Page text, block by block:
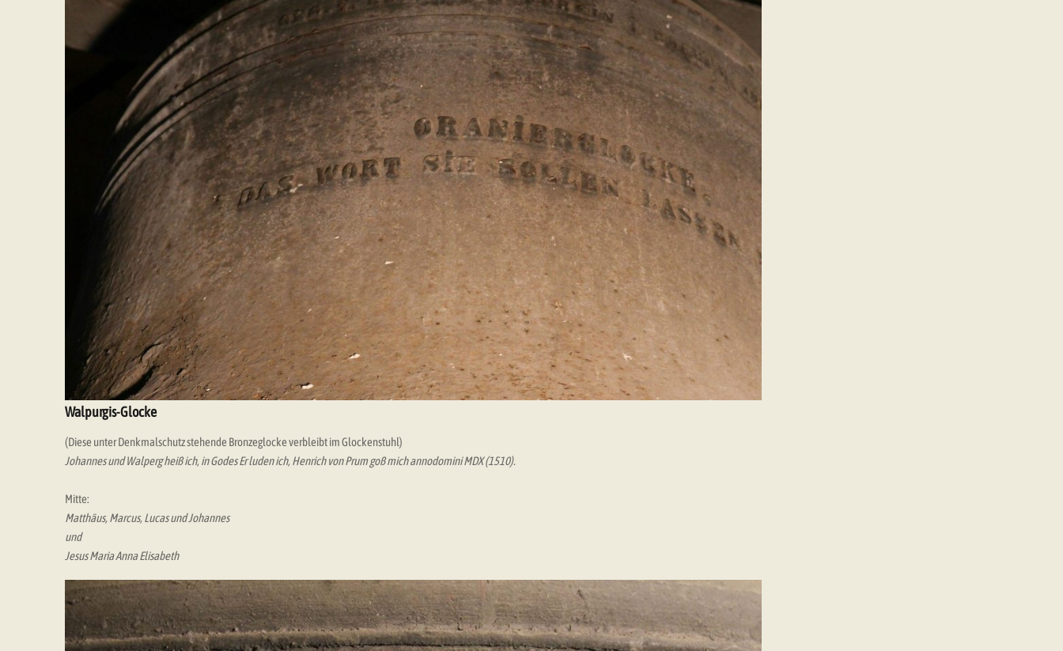
Walpurgis-Glocke
(Diese unter Denkmalschutz stehende Bronzeglocke verbleibt im Glockenstuhl)
Johannes und Walperg heiß ich, in Godes Er luden ich, Henrich von Prum goß mich annodomini MDX (1510).
Mitte:
Matthäus, Marcus, Lucas und Johannes
und
Jesus Maria Anna Elisabeth